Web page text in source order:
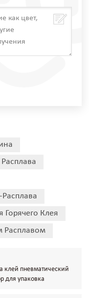
Клея
Расплавом
клей пневматический
для упаковка